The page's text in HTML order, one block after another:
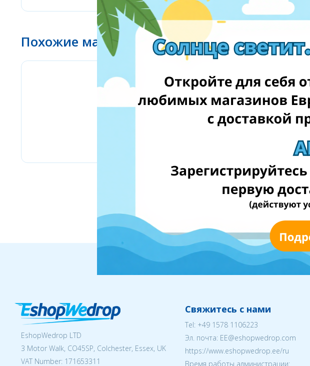
Похожие магазины
EshopWedrop LTD
3 Motor Walk, CO45SP, Colchester, Essex, UK
VAT Number: 171653311
Свяжитесь с нами
Tel: +49 1578 1106223
Эл. почта: EE@eshopwedrop.com
https://www.eshopwedrop.ee/ru
Время работы администрации: